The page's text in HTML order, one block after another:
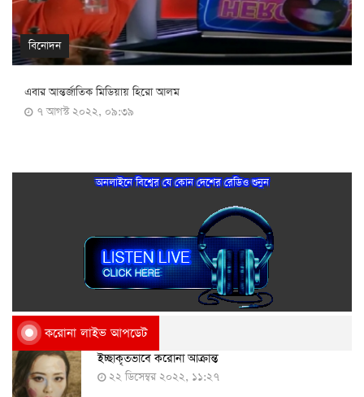
বিনোদন
এবার আন্তর্জাতিক মিডিয়ায় হিরো আলম
৭ আগস্ট ২০২২, ০৯:৩৯
অনলাইনে বিশ্বের যে কোন দেশের রেডিও শুনুন
করোনা লাইভ আপডেট
ইচ্ছাকৃতভাবে করোনা আক্রান্ত
২২ ডিসেম্বর ২০২২, ১১:২৭